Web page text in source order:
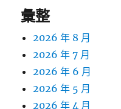
彙整
2026 年 8 月
2026 年 7 月
2026 年 6 月
2026 年 5 月
2026 年 4 月